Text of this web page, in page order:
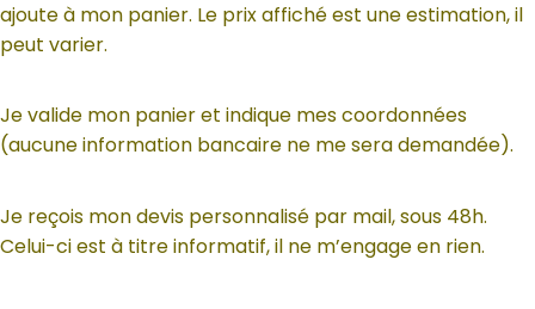
ajoute à mon panier. Le prix affiché est une estimation, il
peut varier.
Je valide mon panier et indique mes coordonnées
(aucune information bancaire ne me sera demandée).
Je reçois mon devis personnalisé par mail, sous 48h.
Celui-ci est à titre informatif, il ne m’engage en rien.